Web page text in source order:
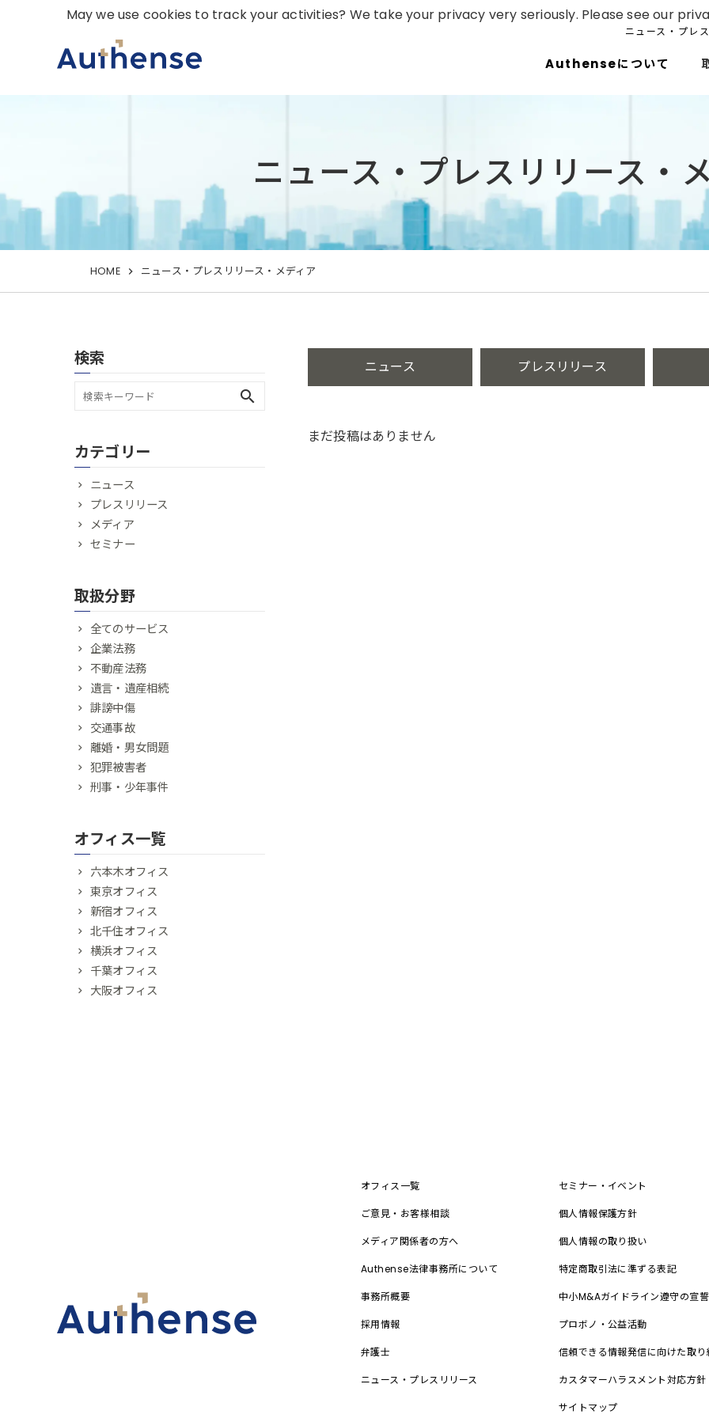
ニュース・プレ
Authenseについて
ニュース・プレスリリース・
HOME ニュース・プレスリリース・メディア
ニュース プレスリリース
まだ投稿はありません
検索
search
カテゴリー
ニュース
プレスリリース
メディア
セミナー
取扱分野
全てのサービス
企業法務
不動産法務
遺言・遺産相続
誹謗中傷
交通事故
離婚・男女問題
犯罪被害者
刑事・少年事件
オフィス一覧
六本木オフィス
東京オフィス
新宿オフィス
北千住オフィス
横浜オフィス
千葉オフィス
大阪オフィス
オフィス一覧
ご意見・お客様相談
メディア関係者の方へ
Authense法律事務所について
事務所概要
採用情報
弁護士
ニュース・プレスリリース
セミナー・イベント
個人情報保護方針
個人情報の取り扱い
特定商取引法に準ずる表記
中小M&Aガイドライン遵守の宣誓
プロボノ・公益活動
信頼できる情報発信に向けた取り
カスタマーハラスメント対応方針
サイトマップ
May we use cookies to track your activities? We take your privacy very seriously. Please see our